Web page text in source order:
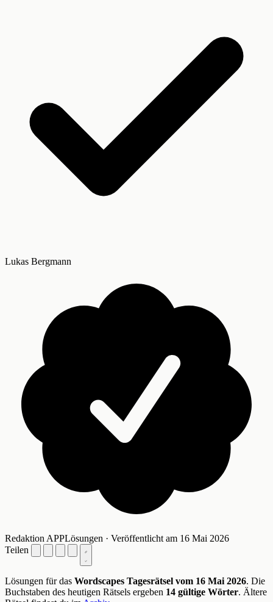
Lukas Bergmann
Redaktion APPLösungen · Veröffentlicht am 16 Mai 2026
Teilen
Lösungen für das Wordscapes Tagesrätsel vom 16 Mai 2026. Die
Buchstaben des heutigen Rätsels ergeben 14 gültige Wörter. Ältere